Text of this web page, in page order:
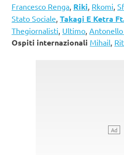
Francesco Renga Riki Rkomi
Stato Sociale Takagi E Ketra
Thegiornalisti Ultimo
Ospiti internazionali Mihail